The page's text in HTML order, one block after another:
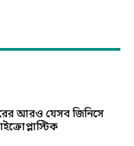
আরও যেসব জিনিসে